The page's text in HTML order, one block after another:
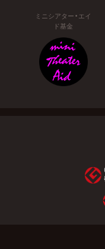
ミニシアター・エイ
ド基金